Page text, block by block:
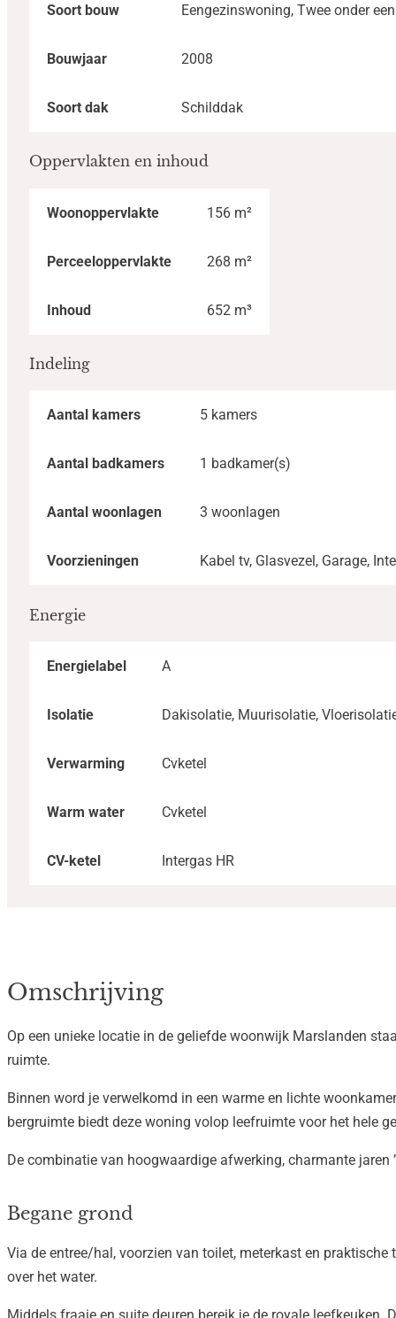
Soort bouw Eengezinswoning, Twee onder
Bouwjaar 2008
Soort dak Schilddak
Oppervlakten en inhoud
Woonoppervlakte 156 m²
Perceeloppervlakte 268 m²
Inhoud 652 m³
Indeling
Aantal kamers 5 kamers
Aantal badkamers 1 badkamer(s)
Aantal woonlagen 3 woonlagen
Voorzieningen Kabel tv, Glasvezel, Garage,
Energie
Energielabel A
Isolatie Dakisolatie, Muurisolatie,
Verwarming Cvketel
Warm water Cvketel
CV-ketel Intergas HR
Omschrijving
Op een unieke locatie in de geliefde woonwijk Marslanden
ruimte.
Binnen word je verwelkomd in een warme en lichte
bergruimte biedt deze woning volop leefruimte voor het hele
De combinatie van hoogwaardige afwerking, charmante
Begane grond
Via de entree/hal, voorzien van toilet, meterkast en
over het water.